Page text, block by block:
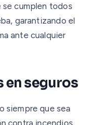
cumplen todos
garantizando el
ante cualquier
en seguros
siempre que sea
contra incendios